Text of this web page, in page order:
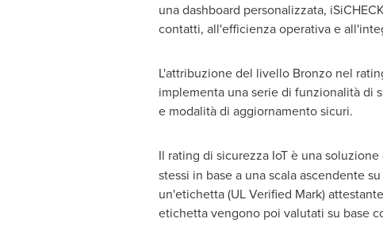
una dashboard personalizzata,
contatti, all'efficienza operativa e
L'attribuzione del livello Bronzo nel
implementa una serie di funzionalità di
e modalità di aggiornamento sicuri.
Il rating di sicurezza IoT è una
stessi in base a una scala ascendente
un'etichetta (UL Verified Mark)
etichetta vengono poi valutati su base